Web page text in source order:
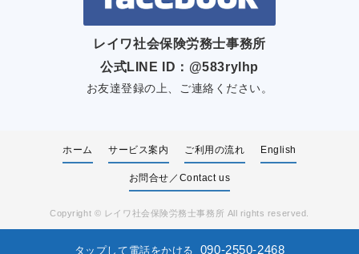
レイワ社会保険労務士事務所
公式LINE ID：@583rylhp
お友達登録の上、ご連絡ください。
タップして電話をかける 090-2550-2468
ホーム サービス案内 ご利用の流れ English
お問合せ／Contact us
Copyright © レイワ社会保険労務士事務所 All rights reserved.